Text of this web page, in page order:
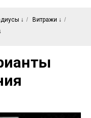
↓ / Витражи ↓ /